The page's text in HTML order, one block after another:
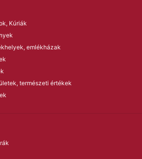
Kúriák
emlékházak
természeti értékek